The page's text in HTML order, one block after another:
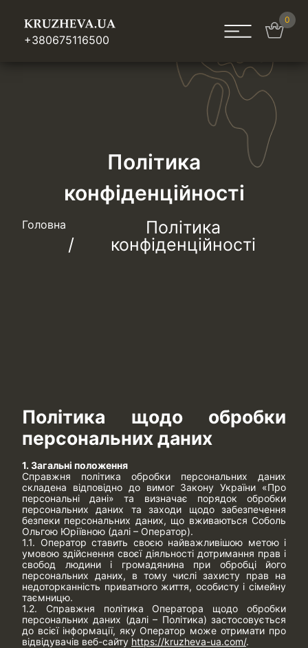
+380675116500
0
Політика
конфіденційності
Головна
Політика
конфіденційності
Політика щодо обробки
персональних даних
1. Загальні положення
Справжня політика обробки персональних даних
складена відповідно до вимог Закону України «Про
персональні дані» та визначає порядок обробки
персональних даних та заходи щодо забезпечення
безпеки персональних даних, що вживаються Соболь
Ольгою Юріївною (далі – Оператор).
1.1. Оператор ставить своєю найважливішою метою і
умовою здійснення своєї діяльності дотримання прав і
свобод людини і громадянина при обробці його
персональних даних, в тому числі захисту прав на
недоторканність приватного життя, особисту і сімейну
таємницю.
1.2. Справжня політика Оператора щодо обробки
персональних даних (далі – Політика) застосовується
до всієї інформації, яку Оператор може отримати про
відвідувачів веб-сайту https://kruzheva-ua.com/.